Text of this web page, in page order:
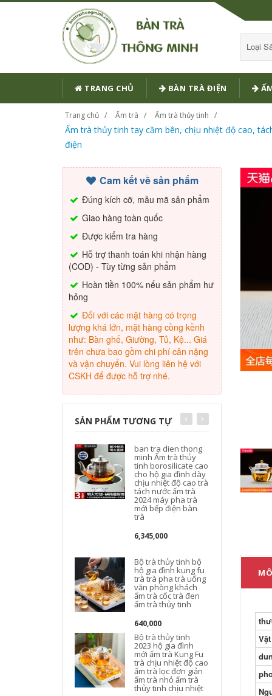
Loại
TRANG CHỦ BÀN TRÀ ĐIỆN
Trang chủ Ấm trà Ấm trà thủy tinh
Ấm trà thủy tinh tay cầm bên, chịu nhiệt độ cao,
điện
Cam kết về sản phẩm
Đúng kích cỡ, mẫu mã sản phẩm
Giao hàng toàn quốc
Được kiểm tra hàng
Hỗ trợ thanh toán khi nhận hàng
(COD) - Tùy từng sản phẩm
Hoàn tiền 100% nếu sản phẩm hư
hỏng
Đối với các mặt hàng có trọng
lượng khá lớn, mặt hàng cồng kềnh
như: Bàn ghế, Giường, Tủ, Kệ... Giá
trên chưa bao gồm chi phí cân nặng
và vận chuyển. Vui lòng liên hệ với
CSKH để được hỗ trợ nhé.
SẢN PHẨM TƯƠNG TỰ
ban tra dien thong
minh Ấm trà thủy
tinh borosilicate cao
cho hộ gia đình dày
chịu nhiệt độ cao trà
tách nước ấm trà
2024 máy pha trà
mới bếp điện bàn
trà
6,345,000
Bộ trà thủy tinh bộ
hộ gia đình kung fu
trà trà pha trà uống
văn phòng khách
ấm trà cốc trà đen
ấm trà thủy tinh
640,000
Bộ trà thủy tinh
2023 hộ gia đình
mới ấm trà Kung Fu
trà chịu nhiệt độ cao
ấm trà lọc đơn giản
ấm trà nhỏ ấm trà
thủy tinh chịu nhiệt